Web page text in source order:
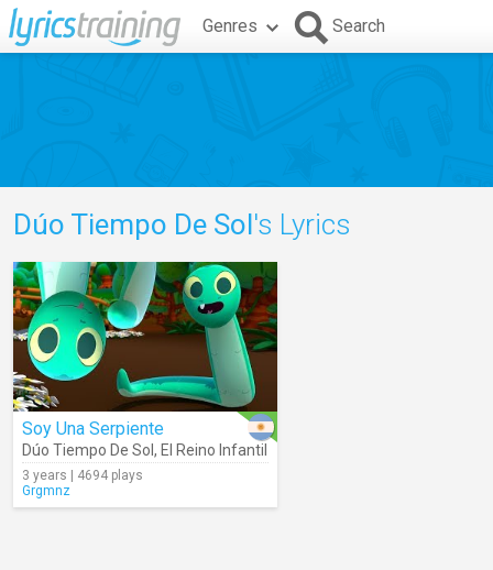
Genres Search
Dúo Tiempo De Sol's Lyrics
Soy Una Serpiente
Dúo Tiempo De Sol , El Reino Infantil
3 years | 4694 plays
Grgmnz